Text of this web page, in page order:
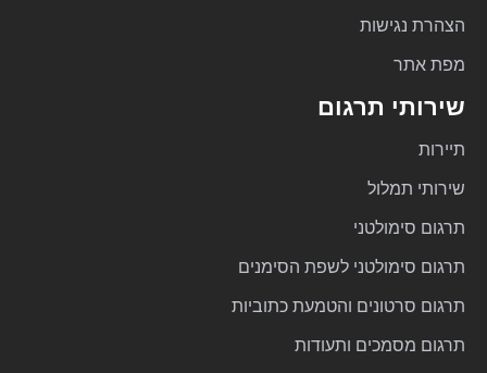
הצהרת נגישות
מפת אתר
שירותי תרגום
תיירות
שירותי תמלול
תרגום סימולטני
תרגום סימולטני לשפת הסימנים
תרגום סרטונים והטמעת כתוביות
תרגום מסמכים ותעודות